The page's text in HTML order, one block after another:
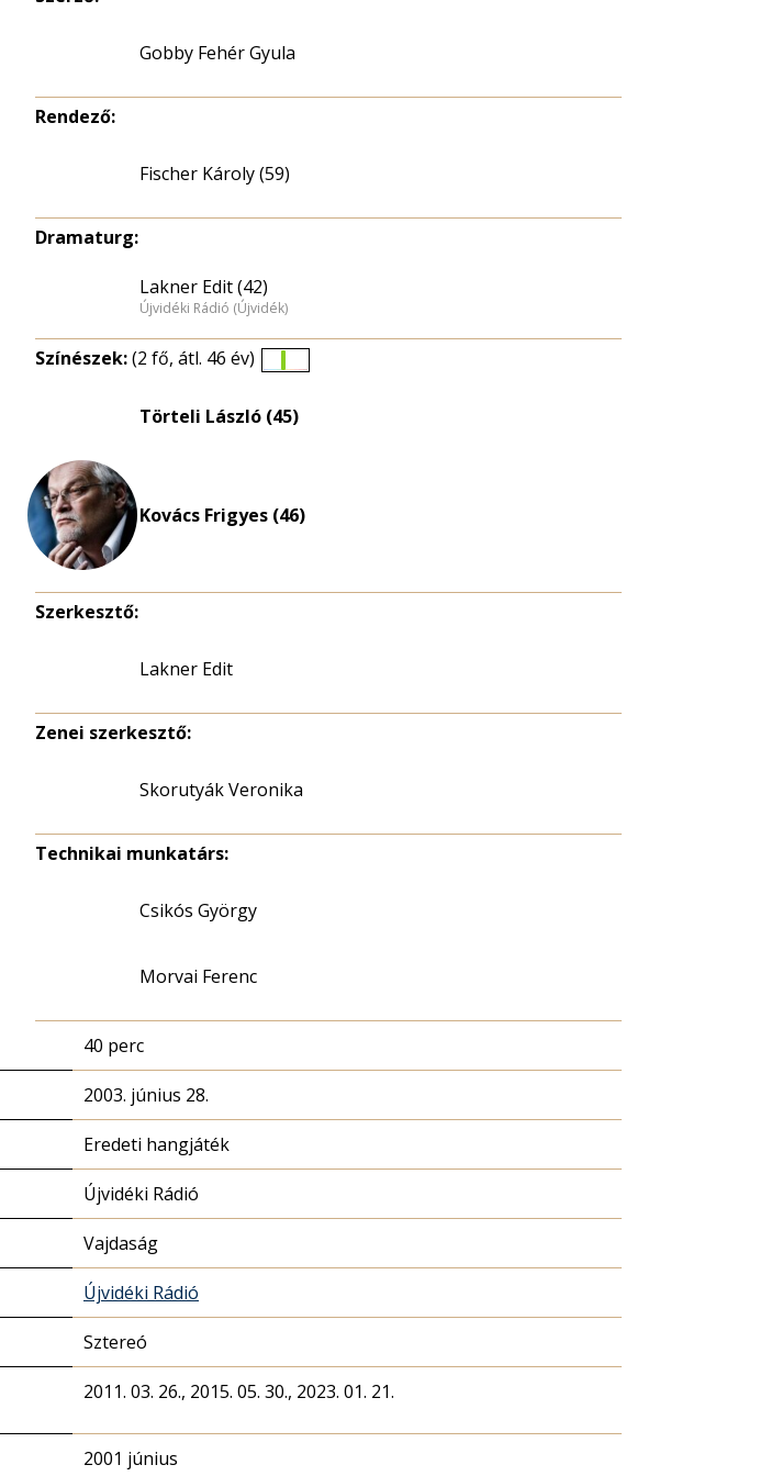
Gobby Fehér Gyula
Rendező:
Fischer Károly (59)
Dramaturg:
Lakner Edit (42)
Újvidéki Rádió (Újvidék)
Színészek:(2 fő, átl. 46 év)
eloszlás
Törteli László (45)
Kovács Frigyes (46)
Szerkesztő:
Lakner Edit
Zenei szerkesztő:
Skorutyák Veronika
Technikai munkatárs:
Csikós György
Morvai Ferenc
40 perc
2003. június 28.
Eredeti hangjáték
Újvidéki Rádió
Vajdaság
Újvidéki Rádió
Sztereó
2011. 03. 26., 2015. 05. 30., 2023. 01. 21.
2001 június